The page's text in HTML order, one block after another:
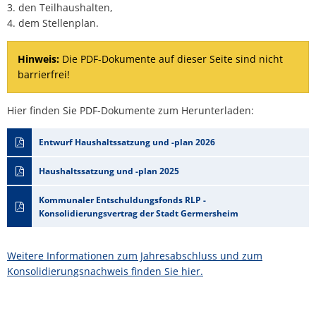
3. den Teilhaushalten,
4. dem Stellenplan.
Hinweis: Die PDF-Dokumente auf dieser Seite sind nicht
barrierfrei!
Hier finden Sie PDF-Dokumente zum Herunterladen:
Entwurf Haushaltssatzung und -plan 2026
Haushaltssatzung und -plan 2025
Kommunaler Entschuldungsfonds RLP -
Konsolidierungsvertrag der Stadt Germersheim
Weitere Informationen zum Jahresabschluss und zum
Konsolidierungsnachweis finden Sie hier.